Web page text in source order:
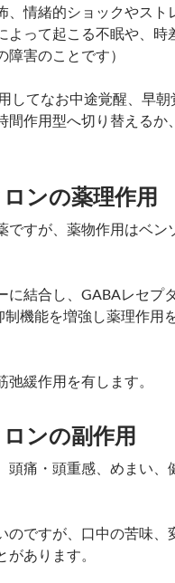
、情緒的ショックやスト
よって起こる不眠や、時
害のことです）
してなお中途覚醒、早朝
間作用型へ切り替えるか
ンの薬理作用
ですが、薬物作用はベン
に結合し、GABAレセプ
機能を増強し薬理作用
緩作用を有します。
ンの副作用
頭痛・頭重感、めまい、
のですが、口中の苦味、
あります。